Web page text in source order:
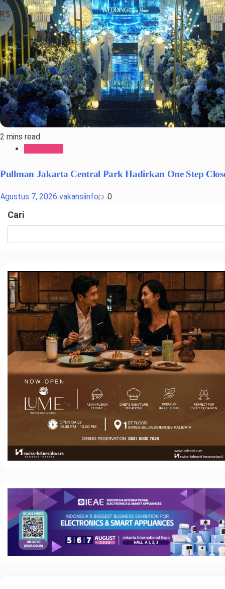
2 mins read
Pullman Jakarta Central Park Hadirkan One Step
Agustus 7, 2026 vakansiinfo 0
Cari